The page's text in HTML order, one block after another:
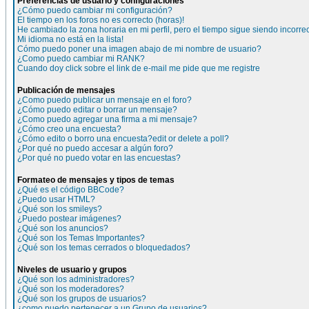
¿Cómo puedo cambiar mi configuración?
El tiempo en los foros no es correcto (horas)!
He cambiado la zona horaria en mi perfil, pero el tiempo sigue siendo
Mi idioma no está en la lista!
Cómo puedo poner una imagen abajo de mi nombre de usuario?
¿Como puedo cambiar mi RANK?
Cuando doy click sobre el link de e-mail me pide que me registre
Publicación de mensajes
¿Como puedo publicar un mensaje en el foro?
¿Cómo puedo editar o borrar un mensaje?
¿Como puedo agregar una firma a mi mensaje?
¿Cómo creo una encuesta?
¿Cómo edito o borro una encuesta?edit or delete a poll?
¿Por qué no puedo accesar a algún foro?
¿Por qué no puedo votar en las encuestas?
Formateo de mensajes y tipos de temas
¿Qué es el código BBCode?
¿Puedo usar HTML?
¿Qué son los smileys?
¿Puedo postear imágenes?
¿Qué son los anuncios?
¿Qué son los Temas Importantes?
¿Qué son los temas cerrados o bloquedados?
Niveles de usuario y grupos
¿Qué son los administradores?
¿Qué son los moderadores?
¿Qué son los grupos de usuarios?